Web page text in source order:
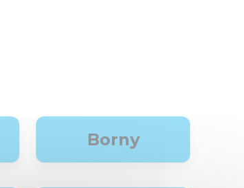
Borny